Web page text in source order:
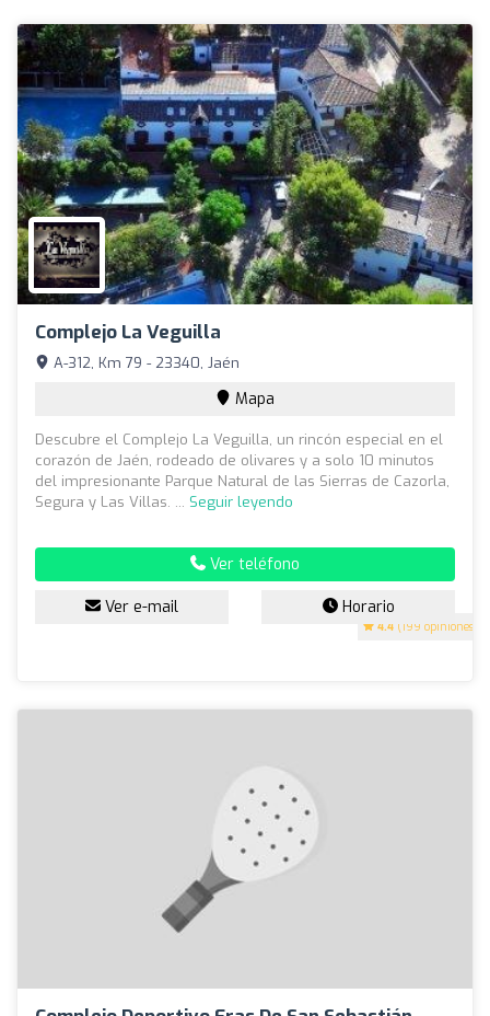
Complejo La Veguilla
4.4 (199 opiniones)
A-312, Km 79 - 23340, Jaén
Mapa
Descubre el Complejo La Veguilla, un rincón especial en el
corazón de Jaén, rodeado de olivares y a solo 10 minutos
del impresionante Parque Natural de las Sierras de Cazorla,
Segura y Las Villas. ... Seguir leyendo
Ver teléfono
Ver e-mail Horario